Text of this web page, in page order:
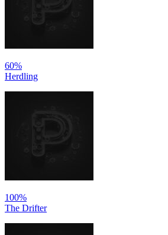
60%
Herdling
100%
The Drifter